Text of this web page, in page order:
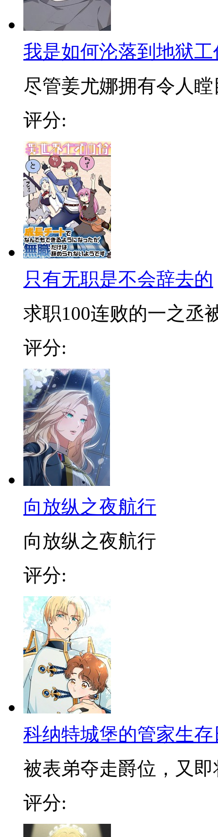
我是如何沦落到地狱工
尽管姜尤娜拥有令人瞠
评分:
只有无职是不会辞去的
求职100连败的一之丞
评分:
向放纵之夜航行
向放纵之夜航行
评分:
科纳特城堡的管家生存
被表弟夺走爵位，又即
评分: